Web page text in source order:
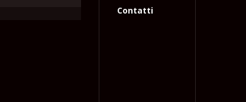
Contatti